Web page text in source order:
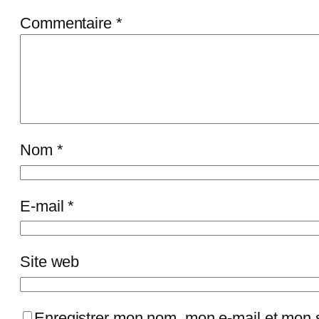
Commentaire *
Nom *
E-mail*
Site web